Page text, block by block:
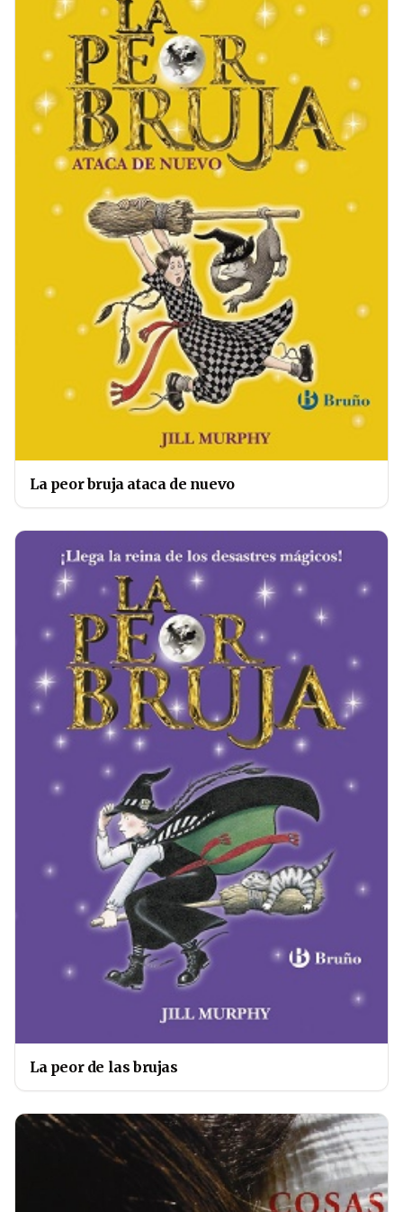
La peor bruja ataca de nuevo
La peor de las brujas